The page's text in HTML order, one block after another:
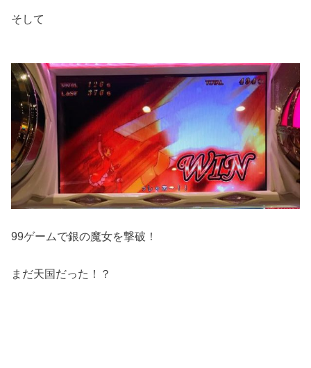
そして
99ゲームで銀の魔女を撃破！
まだ天国だった！？